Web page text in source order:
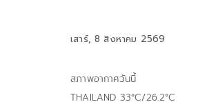
เสาร์, 8 สิงหาคม 2569
สภาพอากาศวันนี้
THAILAND 33°C/26.2°C